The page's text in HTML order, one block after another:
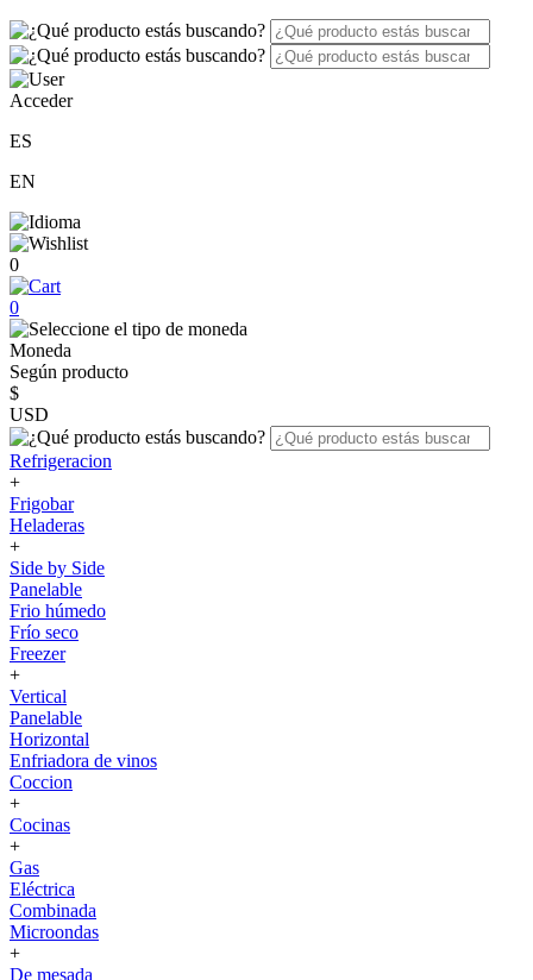
Acceder
ES
EN
0
0
Moneda
Según producto
$
USD
Refrigeracion
+
Frigobar
Heladeras
+
Side by Side
Panelable
Frio húmedo
Frío seco
Freezer
+
Vertical
Panelable
Horizontal
Enfriadora de vinos
Coccion
+
Cocinas
+
Gas
Eléctrica
Combinada
Microondas
+
De mesada